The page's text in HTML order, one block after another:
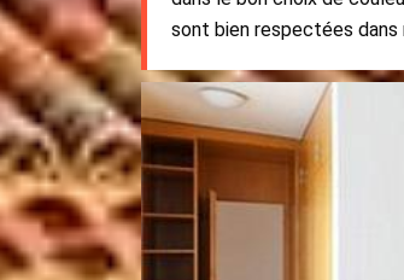
sont bien respectées dans